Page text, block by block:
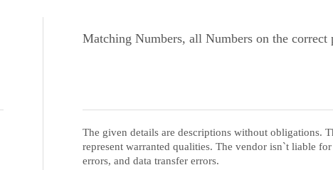
Matching Numbers, all Numbers on the correct
The given details are descriptions without obligations.
represent warranted qualities. The vendor isn`t liable
errors, and data transfer errors.